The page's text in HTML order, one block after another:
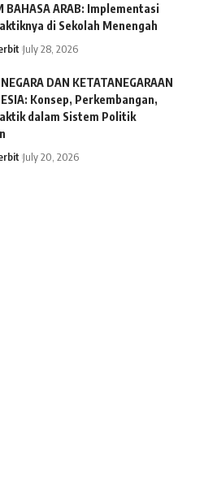
BAHASA ARAB: Implementasi
di Sekolah Menengah
July 28, 2026
DAN KETATANEGARAAN
Konsep, Perkembangan,
dalam Sistem Politik
July 20, 2026